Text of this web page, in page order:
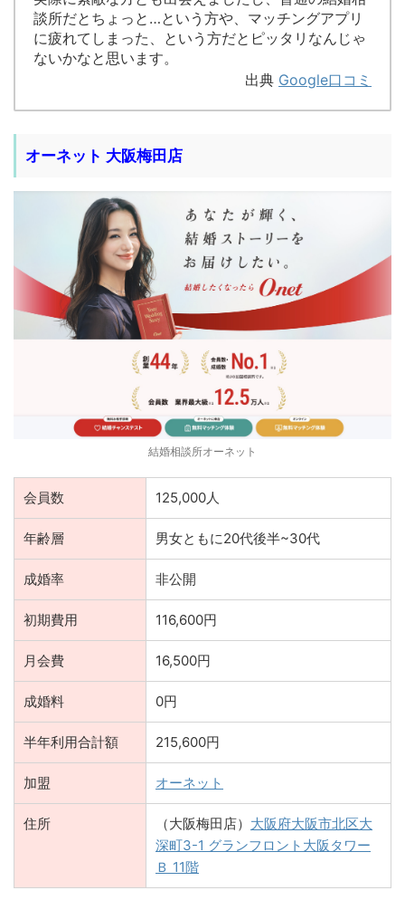
談所だとちょっと…という方や、マッチングアプリ
に疲れてしまった、という方だとピッタリなんじゃ
ないかなと思います。
出典 Google口コミ
オーネット 大阪梅田店
結婚相談所オーネット
会員数 125,000人
年齢層 男女ともに20代後半~30代
成婚率 非公開
初期費用 116,600円
月会費 16,500円
成婚料 0円
半年利用合計額 215,600円
加盟 オーネット
住所 （大阪梅田店） 大阪府大阪市北区大
深町3-1 グランフロント大阪タワー
Ｂ 11階